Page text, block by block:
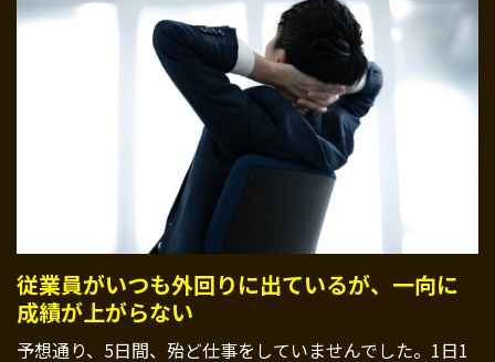
従業員がいつも外回りに出ているが、一向に
成績が上がらない
予想通り、5日間、殆ど仕事をしていませんでした。1日1